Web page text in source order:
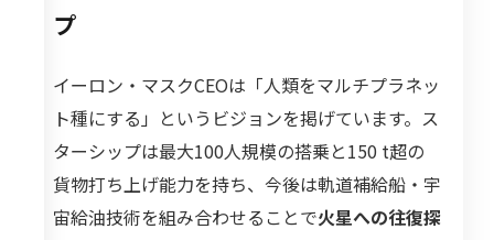
プ
イーロン・マスクCEOは「人類をマルチプラネッ
ト種にする」というビジョンを掲げています。ス
ターシップは最大100人規模の搭乗と150 t超の
貨物打ち上げ能力を持ち、今後は軌道補給船・宇
宙給油技術を組み合わせることで火星への往復探